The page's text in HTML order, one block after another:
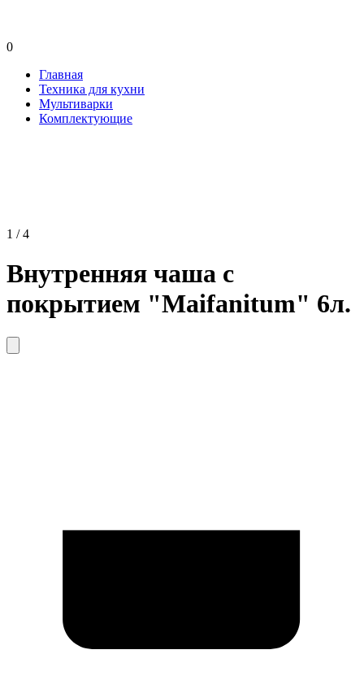
0
Главная
Техника для кухни
Мультиварки
Комплектующие
1 / 4
Внутренняя чаша с
покрытием "Maifanitum" 6л.